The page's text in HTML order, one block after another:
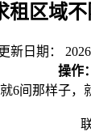
租区域
更新日期：
操作：
6间那样子